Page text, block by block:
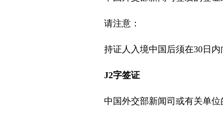
请注意：
持证人入境中国后须在30日
J2字签证
中国外交部新闻司或有关单